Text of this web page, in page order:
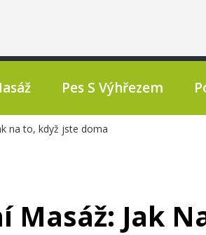
Pes S Výhřezem
na to, když jste doma
Jak